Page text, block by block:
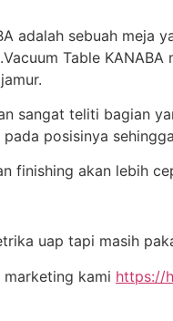
adalah sebuah
Table
sangat teliti bagian
posisinya
finishing akan lebih
uap tapi masih
kami https://